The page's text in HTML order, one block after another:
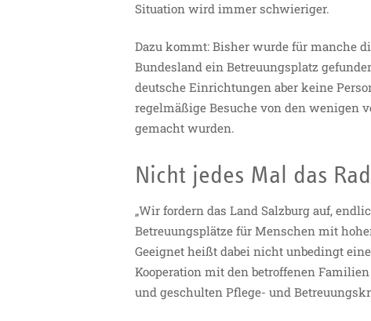
Situation wird immer schwieriger.
Dazu kommt: Bisher wurde für manche
Bundesland ein Betreuungsplatz
deutsche Einrichtungen aber keine
regelmäßige Besuche von den wenigen
gemacht wurden.
Nicht jedes Mal das
„Wir fordern das Land Salzburg auf,
Betreuungsplätze für Menschen mit
Geeignet heißt dabei nicht unbedingt
Kooperation mit den betroffenen
und geschulten Pflege- und